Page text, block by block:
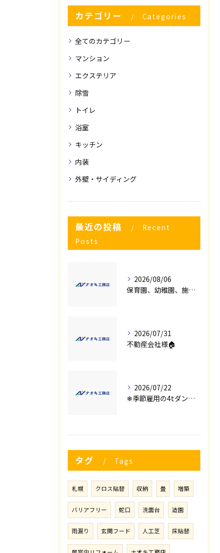
カテゴリー Categories
全てのカテゴリー
マンション
エクステリア
除雪
トイレ
浴室
キッチン
内装
外壁・サイディング
最近の投稿
Recent
Posts
2026/08/06
保育園、幼稚園、施設様！！内装リフォームでお悩み事はございませんか？
2026/07/31
不動産会社様🏠
2026/07/22
❄季節雇用の4tダンプの運転手募集⛄
タグ Tags
札幌 クロス貼替 収納 畳 増築
バリアフリー 蛇口 洗面台 造園
雨漏り 玄関フード 人工芝 床貼替